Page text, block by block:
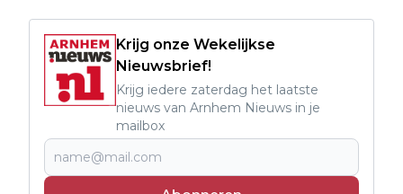
Krijg onze Wekelijkse
Nieuwsbrief!
Krijg iedere zaterdag het laatste
nieuws van Arnhem Nieuws in je
mailbox